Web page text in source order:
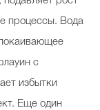
процессы. Вода
с
избытки
Еще один